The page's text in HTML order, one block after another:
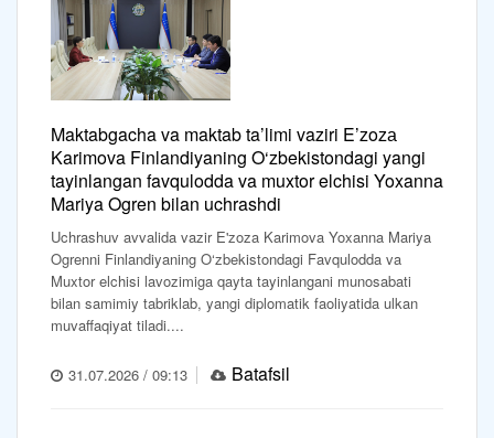
Maktabgacha va maktab ta’limi vaziri E’zozа
Karimova Finlandiyaning O‘zbekistondagi yangi
tayinlangan favqulodda va muxtor elchisi Yoxanna
Mariya Ogren bilan uchrashdi
Uchrashuv avvalida vazir E'zoza Karimova Yoxanna Mariya
Ogrenni Finlandiyaning O‘zbekistondagi Favqulodda va
Muxtor elchisi lavozimiga qayta tayinlangani munosabati
bilan samimiy tabriklab, yangi diplomatik faoliyatida ulkan
muvaffaqiyat tiladi....
31.07.2026 / 09:13 Batafsil